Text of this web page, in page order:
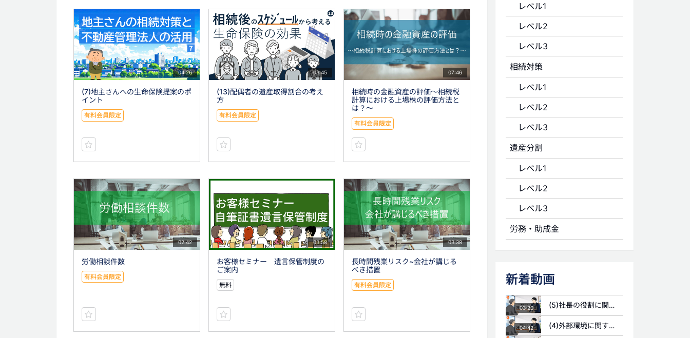
04:26
(7)地主さんへの生命保険提案のポ
イント
有料会員限定
03:45
(13)配偶者の遺産取得割合の考え
方
有料会員限定
07:46
相続時の金融資産の評価～相続税
計算における上場株の評価方法と
は？～
有料会員限定
02:42
労働相談件数
有料会員限定
03:58
お客様セミナー 遺言保管制度の
ご案内
無料
03:38
長時間残業リスク~会社が講じる
べき措置
有料会員限定
レベル1
レベル2
レベル3
相続対策
レベル1
レベル2
レベル3
遺産分割
レベル1
レベル2
レベル3
労務・助成金
新着動画
03:20 (5)社長の役割に関する質問
04:42 (4)外部環境に関する質問